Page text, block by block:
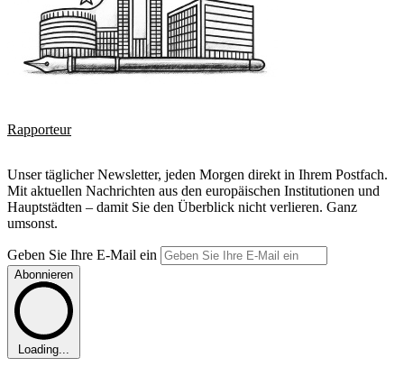
Rapporteur
Unser täglicher Newsletter, jeden Morgen direkt in Ihrem Postfach.
Mit aktuellen Nachrichten aus den europäischen Institutionen und
Hauptstädten – damit Sie den Überblick nicht verlieren. Ganz
umsonst.
Geben Sie Ihre E-Mail ein
Abonnieren
Loading...